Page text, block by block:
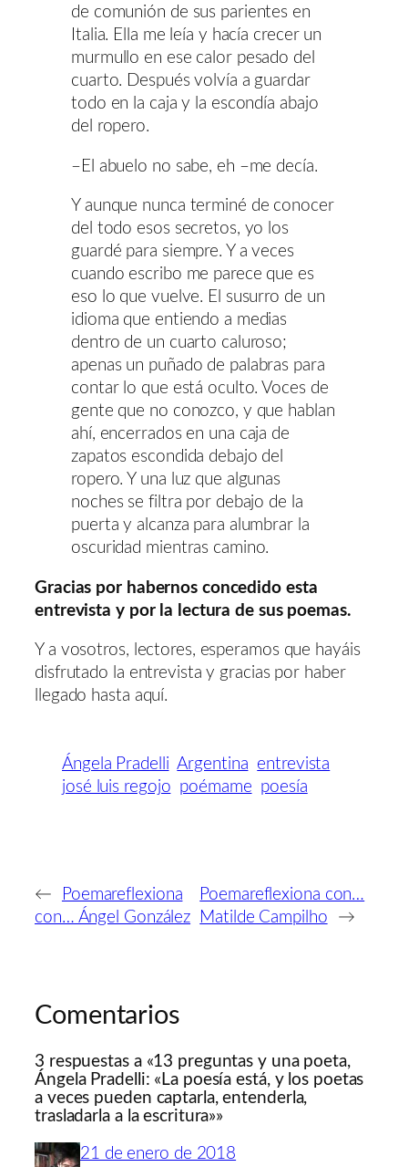
de comunión de sus parientes en
Italia. Ella me leía y hacía crecer un
murmullo en ese calor pesado del
cuarto. Después volvía a guardar
todo en la caja y la escondía abajo
del ropero.
–El abuelo no sabe, eh –me decía.
Y aunque nunca terminé de conocer
del todo esos secretos, yo los
guardé para siempre. Y a veces
cuando escribo me parece que es
eso lo que vuelve. El susurro de un
idioma que entiendo a medias
dentro de un cuarto caluroso;
apenas un puñado de palabras para
contar lo que está oculto. Voces de
gente que no conozco, y que hablan
ahí, encerrados en una caja de
zapatos escondida debajo del
ropero. Y una luz que algunas
noches se filtra por debajo de la
puerta y alcanza para alumbrar la
oscuridad mientras camino.
Gracias por habernos concedido esta
entrevista y por la lectura de sus poemas.
Y a vosotros, lectores, esperamos que hayáis
disfrutado la entrevista y gracias por haber
llegado hasta aquí.
Ángela Pradelli Argentina entrevista
josé luis regojo poémame poesía
←
Poemareflexiona
con… Ángel González
Poemareflexiona con…
Matilde Campilho
→
Comentarios
3 respuestas a «13 preguntas y una poeta,
Ángela Pradelli: «La poesía está, y los poetas
a veces pueden captarla, entenderla,
trasladarla a la escritura»»
21 de enero de 2018